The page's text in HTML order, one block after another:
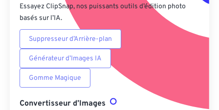
Essayez ClipSnap, nos puissants outils d’édition photo
basés sur l’IA.
Suppresseur d’Arrière-plan
Générateur d’Images IA
Gomme Magique
Convertisseur d’Images